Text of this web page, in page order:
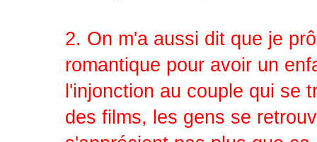
2. On m'a aussi dit que je
romantique pour avoir un
l'injonction au couple qui se
des films, les gens se